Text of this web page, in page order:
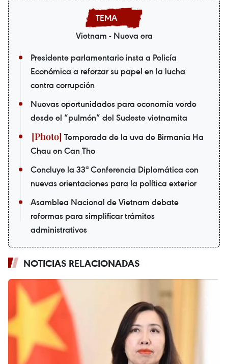
Vietnam - Nueva era
Presidente parlamentario insta a Policía
Económica a reforzar su papel en la lucha
contra corrupción
Nuevas oportunidades para economía verde
desde el “pulmón” del Sudeste vietnamita
Temporada de la uva de Birmania Ha
Chau en Can Tho
Concluye la 33ª Conferencia Diplomática con
nuevas orientaciones para la política exterior
Asamblea Nacional de Vietnam debate
reformas para simplificar trámites
administrativos
NOTICIAS RELACIONADAS